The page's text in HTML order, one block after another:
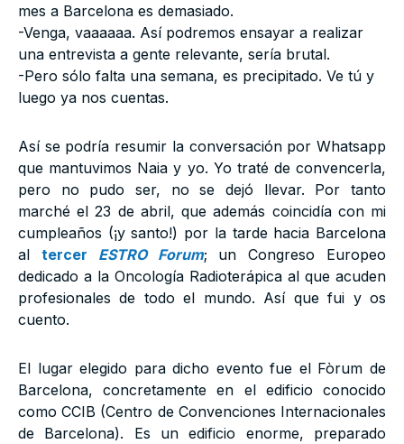
mes a Barcelona es demasiado.
-Venga, vaaaaaa. Así podremos ensayar a realizar
una entrevista a gente relevante, sería brutal.
-Pero sólo falta una semana, es precipitado. Ve tú y
luego ya nos cuentas.
Así se podría resumir la conversación por Whatsapp
que mantuvimos Naia y yo. Yo traté de convencerla,
pero no pudo ser, no se dejó llevar. Por tanto
marché el 23 de abril, que además coincidía con mi
cumpleaños (¡y santo!) por la tarde hacia Barcelona
al tercer ESTRO Forum; un Congreso Europeo
dedicado a la Oncología Radioterápica al que acuden
profesionales de todo el mundo. Así que fui y os
cuento.
El lugar elegido para dicho evento fue el Fòrum de
Barcelona, concretamente en el edificio conocido
como CCIB (Centro de Convenciones Internacionales
de Barcelona). Es un edificio enorme, preparado